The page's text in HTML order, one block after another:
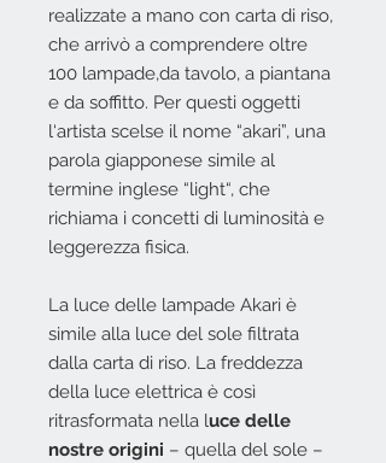
realizzate a mano con carta di riso,
che arrivò a comprendere oltre
100 lampade,da tavolo, a piantana
e da soffitto.‎ Per questi oggetti
l‘artista scelse il nome “akari”, una
parola giapponese simile al
termine inglese “light“, che
richiama i concetti di luminosità e
leggerezza fisica.‎
La luce delle lampade Akari è
simile alla luce del sole filtrata
dalla carta di riso.‎ La freddezza
della luce elettrica è così
ritrasformata nella luce delle
nostre origini – quella del sole –